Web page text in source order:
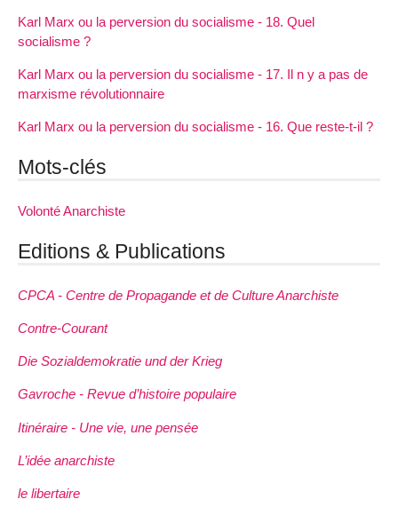
Karl Marx ou la perversion du socialisme - 18. Quel
socialisme ?
Karl Marx ou la perversion du socialisme - 17. Il n y a pas de
marxisme révolutionnaire
Karl Marx ou la perversion du socialisme - 16. Que reste-t-il ?
Mots-clés
Volonté Anarchiste
Editions & Publications
CPCA - Centre de Propagande et de Culture Anarchiste
Contre-Courant
Die Sozialdemokratie und der Krieg
Gavroche - Revue d’histoire populaire
Itinéraire - Une vie, une pensée
L’idée anarchiste
le libertaire